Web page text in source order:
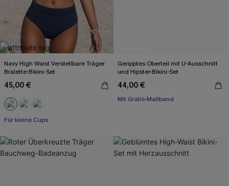
Navy High Waist Verstellbare Träger
Bralette-Bikini-Set
45,00 €
Für kleine Cups
Geripptes Oberteil mit U-Ausschnitt
und Hipster-Bikini-Set
44,00 €
Mit Gratis-Maßband
High waist